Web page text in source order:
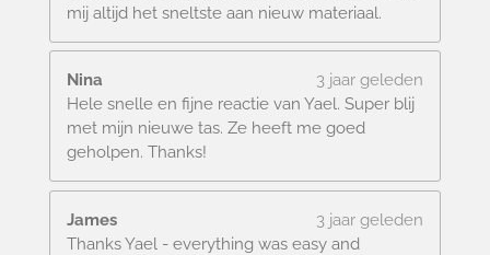
mij altijd het sneltste aan nieuw materiaal.
Nina
3 jaar geleden
Hele snelle en fijne reactie van Yael. Super blij
met mijn nieuwe tas. Ze heeft me goed
geholpen. Thanks!
James
3 jaar geleden
Thanks Yael - everything was easy and